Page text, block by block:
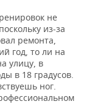
не
из-за
ремонта,
год, то ли на
улицу, в
в 18 градусов.
ног.